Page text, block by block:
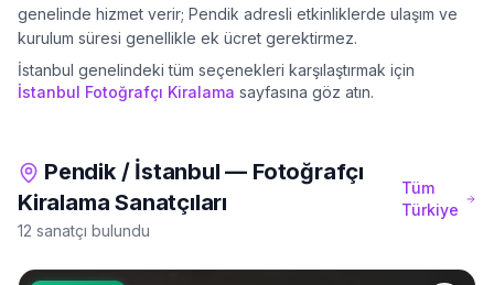
genelinde hizmet verir; Pendik adresli etkinliklerde ulaşım ve
kurulum süresi genellikle ek ücret gerektirmez.
İstanbul genelindeki tüm seçenekleri karşılaştırmak için
İstanbul Fotoğrafçı Kiralama sayfasına göz atın.
Pendik/ İstanbul — Fotoğrafçı
Kiralama Sanatçıları
12 sanatçı bulundu
Tüm
Türkiye